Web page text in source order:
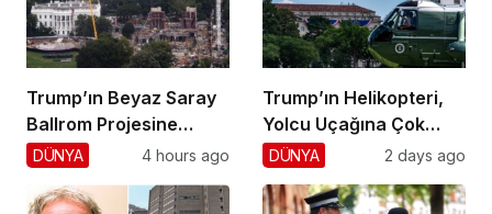
Trump’ın Beyaz Saray
Ballrom Projesine
Durdurma
DÜNYA 4 hours ago
Trump’ın Helikopteri,
Yolcu Uçağına Çok
Yaklaştı!
DÜNYA 2 days ago